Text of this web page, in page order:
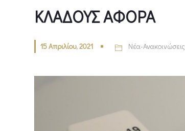
ΚΛΑΔΟΥΣ ΑΦΟΡΑ
15 Απριλίου, 2021 Νέα-Ανακοινώσεις